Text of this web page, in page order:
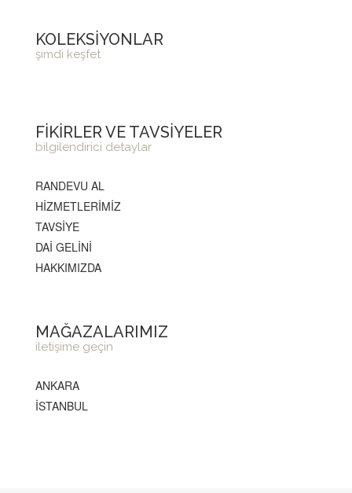
KOLEKSİYONLAR
şimdi keşfet
FİKİRLER VE TAVSİYELER
bilgilendirici detaylar
RANDEVU AL
HİZMETLERİMİZ
TAVSİYE
DAİ GELİNİ
HAKKIMIZDA
MAĞAZALARIMIZ
iletişime geçin
ANKARA
İSTANBUL